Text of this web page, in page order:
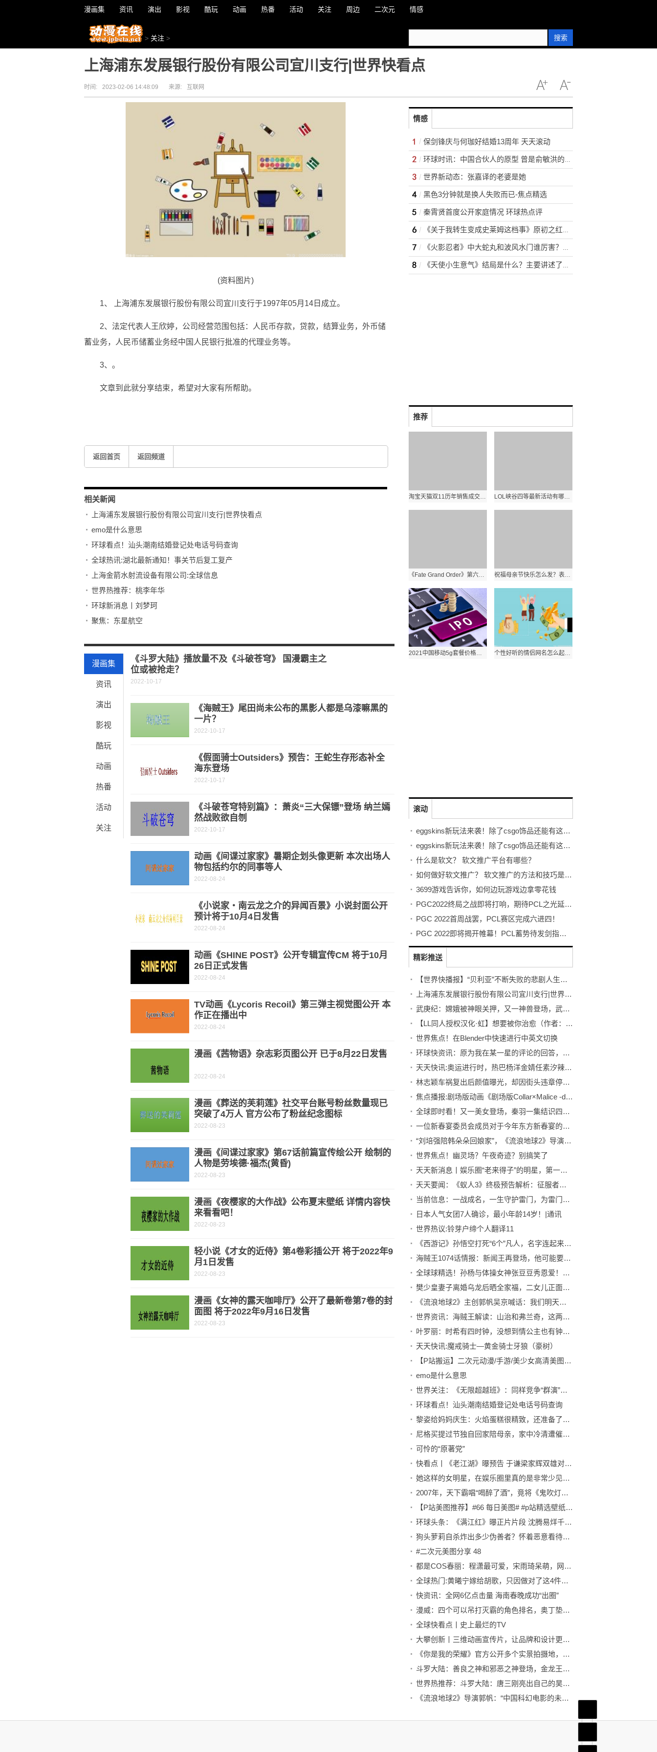
漫画集 资讯 演出 影视 酷玩 动画 热番 活动 关注 周边 二次元 情感
> 关注 > 搜索
上海浦东发展银行股份有限公司宜川支行|世界快看点
时间: 2023-02-06 14:48:09 来源: 互联网
(资料图片)
1、 上海浦东发展银行股份有限公司宜川支行于1997年05月14日成立。
2、法定代表人王欣婷，公司经营范围包括：人民币存款，贷款，结算业务，外币储
蓄业务，人民币储蓄业务经中国人民银行批准的代理业务等。
3、。
文章到此就分享结束，希望对大家有所帮助。
返回首页 返回频道
相关新闻
上海浦东发展银行股份有限公司宜川支行|世界快看点
emo是什么意思
环球看点！汕头潮南结婚登记处电话号码查询
全球热讯:湖北最新通知！事关节后复工复产
上海金箭水射流设备有限公司:全球信息
世界热推荐：桃李年华
环球新消息丨刘梦珂
聚焦：东星航空
漫画集
资讯
演出
影视
酷玩
动画
热番
活动
关注
《斗罗大陆》播放量不及《斗破苍穹》 国漫霸主之
位或被抢走？
2022-10-17
《海贼王》尾田尚未公布的黑影人都是乌漆嘛黑的
一片？
2022-10-17
《假面骑士Outsiders》预告：王蛇生存形态补全
海东登场
2022-10-17
《斗破苍穹特别篇》：萧炎“三大保镖”登场 纳兰嫣
然战败欲自刎
2022-10-17
动画《间谍过家家》暑期企划头像更新 本次出场人
物包括约尔的同事等人
2022-08-24
《小说家・南云龙之介的异闻百景》小说封面公开
预计将于10月4日发售
2022-08-24
动画《SHINE POST》公开专辑宣传CM 将于10月
26日正式发售
2022-08-24
TV动画《Lycoris Recoil》第三弹主视觉图公开 本
作正在播出中
2022-08-24
漫画《茜物语》杂志彩页图公开 已于8月22日发售
2022-08-24
漫画《葬送的芙莉莲》社交平台账号粉丝数量现已
突破了4万人 官方公布了粉丝纪念图标
2022-08-23
漫画《间谍过家家》第67话前篇宣传绘公开 绘制的
人物是劳埃德·福杰(黄昏)
2022-08-23
漫画《夜樱家的大作战》公布夏末壁纸 详情内容快
来看看吧！
2022-08-23
轻小说《才女的近侍》第4卷彩插公开 将于2022年9
月1日发售
2022-08-23
漫画《女神的露天咖啡厅》公开了最新卷第7卷的封
面图 将于2022年9月16日发售
2022-08-23
情感
保剑锋庆与何珈好结婚13周年 天天滚动
环球时讯：中国合伙人的原型 曾是俞敏洪的合伙人
世界新动态：张嘉译的老婆是她
黑色3分钟就是换人失败而已-焦点精选
秦霄贤首度公开家庭情况 环球热点评
《关于我转生变成史莱姆这档事》原初之红为什么害怕原初之黑？库洛艾为什么杀米莉姆？
《火影忍者》中大蛇丸和波风水门谁厉害？鼬为什么叫卡卡西大哥
《天使小生意气》结局是什么？主要讲述了什么故事？
推荐
淘宝天猫双11历年销售成交额数据是多少？历年双十一淘宝天猫业绩分析？ 环球实时 LOL峡谷四等最新活动有哪些？活动规则奖励有哪些？:世界看热讯
《Fate Grand Order》第六章怎么玩？FGO第六章敌方配置汇总？_世界报资讯 祝福母亲节快乐怎么发？表达了妈妈辛苦了女神节日快乐的句子有哪些？
2021中国移动5g套餐价格是多少？移动5g卡最新流量套餐资费一览表？ 个性好听的情侣网名怎么起？简短配对情侣昵称专用有哪些？
滚动
eggskins新玩法来袭！除了csgo饰品还能有这些...
eggskins新玩法来袭！除了csgo饰品还能有这些...
什么是软文？ 软文推广平台有哪些？
如何做好软文推广？ 软文推广的方法和技巧是什么？
3699游戏告诉你，如何边玩游戏边拿零花钱
PGC2022终局之战即将打响，期待PCL之光延续迈向最高顶峰！
PGC 2022首周战罢，PCL赛区完成六进四！
PGC 2022即将揭开帷幕！PCL蓄势待发剑指至高荣耀！
精彩推送
【世界快播报】“贝利亚”不断失败的悲剧人生，这一切的背后都是奥特之父的阴谋
上海浦东发展银行股份有限公司宜川支行|世界快看点
武庚纪：嫦娥被神眼关押，又一神兽登场，武庚终于变强不再挨打了
【LL同人授权汉化·虹】想要被你治愈（作者：Hoenn老师）
世界焦点！在Blender中快速进行中英文切换
环球快资讯：原为我在某一星的评论的回答，但想为这个番作一个长评，就用这个回答水一下
天天快讯:奥运进行时，热巴杨洋金婧任素汐辣目洋子金晨的新剧也在播映中
林志颖车祸复出后颜值曝光，却因街头违章停车被罚，被爆不是初犯
焦点播报:剧场版动画《剧场版Collar×Malice -deep cover-》的前篇将于5月26日上映
全球即时看！又一美女登场，秦羽一集结识四位大佬，青帝其实是故意隐藏修为
一位新春宴委员会成员对于今年东方新春宴的一些疑问
“刘培强陪韩朵朵回娘家”，《流浪地球2》导演郭帆透露第三部制作周期
世界焦点！幽灵场？午夜奇迹？别搞笑了
天天新消息丨娱乐圈“老来得子”的明星，第一位81岁再当爸，既是父亲又是爷爷
天天要闻：《蚁人3》终极预告解析：征服者康破大防，四位新角色曝光
当前信息：一战成名，一生守护雷门，为雷门战死——《少年歌行》雷千虎
日本人气女团7人确诊，最小年龄14岁！|通讯
世界热议:铃芽户缔个人翻译11
《西游记》孙悟空打死“6个”凡人，名字连起来竟有这含义！难怪还能封神
海贼王1074话情报：新闻王再登场，他可能要宣告三位大将的悬赏了:天天观天下
全球球精选！孙杨与体操女神张豆豆秀恩爱！当众比心姿势亲密，曾被传早已隐婚
樊少皇妻子离婚乌龙后晒全家福，二女儿正面照曝光，颜值不及姐姐
《流浪地球2》主创郭帆吴京喊话：我们明天长影电影院见-快播
世界资讯：海贼王解读：山治和弗兰奇，这两人会不会往炽天使的方向发展？
叶罗丽：时希有四时钟，没想到情公主也有钟，这是第一次见到|世界热头条
天天快讯:魔戒骑士—黄金骑士牙狼（豪树）
【P站搬运】二次元动漫/手游/美少女高清美图壁纸 第013期
emo是什么意思
世界关注：《无限超越班》：同样竞争“群演”，李一桐、赵樱子、郭晓婷对比，差异太明显
环球看点！汕头潮南结婚登记处电话号码查询
黎姿给妈妈庆生：火焰蛋糕很精致，还准备了一桌丰富的晚餐
尼格买提过节独自回家陪母亲，家中冷清遭催生，和老婆8年无互动
可怜的“原著党”
快看点丨《老江湖》曝预告 于谦梁家辉双雄对决互放狠话
她这样的女明星，在娱乐圈里真的是非常少见了，绯闻几乎是没有|环球关注
2007年，天下霸唱“喝醉了酒”，竟将《鬼吹灯》版权以10万元贱卖！10年后，他又因侵权，赔了对方1 环球观点
【P站美图推荐】#66 每日美图# #p站精选壁纸 #p站人气热榜 #美少女 #二次元_全球热头条
环球头条：《满江红》曝正片片段 沈腾易烊千玺诠释家国抱负
狗头萝莉自杀炸出多少伪善者？怀着恶意看待世界，却又自诩正义
#二次元美图分享 48
都是COS春丽：程潇最可爱，宋雨琦呆萌，网友：她的COS最漂亮
全球热门:黄曦宁嫁给胡歌，只因做对了这4件事！
快资讯：全网6亿点击量 海南春晚成功“出圈”
漫威：四个可以吊打灭霸的角色排名，奥丁垫底，第一实至名归！ 全球快资讯
全球快看点丨史上最烂的TV
大攀创新丨三维动画宣传片，让品牌和设计更有活力
《你是我的荣耀》官方公开多个实景拍摄地，想去拍照打卡吗？你去过几个？|新消息
斗罗大陆：善良之神和邪恶之神登场，金龙王直接被一剑击飞！|环球新资讯
世界热推荐：斗罗大陆：唐三刚亮出自己的昊天锤，下一刻就遭到了封号斗罗追杀
《流浪地球2》导演郭帆：“中国科幻电影的未来，我一直都在”|观焦点